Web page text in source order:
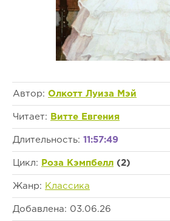
Автор: Олкотт Луиза Мэй
Читает: Витте Евгения
Длительность: 11:57:49
Цикл: Роза Кэмпбелл (2)
Жанр: Классика
Добавлена: 03.06.26